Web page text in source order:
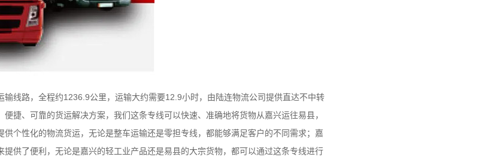
路，全程约1236.9公里，运输大约需要12.9小时，由陆连物流公司提供直达不中转
捷、可靠的货运解决方案，我们这条专线可以快速、准确地将货物从嘉兴运往易县，
个性化的物流货运，无论是整车运输还是零担专线，都能够满足客户的不同需求；嘉
供了便利，无论是嘉兴的轻工业产品还是易县的大宗货物，都可以通过这条专线进行